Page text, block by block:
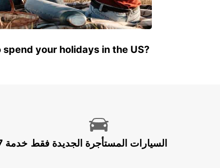
your holidays in the US?
السيارات المستأجرة الجديدة فقط